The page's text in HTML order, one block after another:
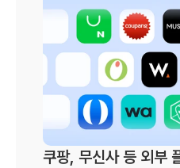
쿠팡, 무신사 등 외부